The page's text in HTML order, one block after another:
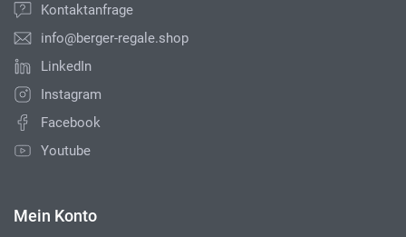
Kontaktanfrage
info@berger-regale.shop
LinkedIn
Instagram
Facebook
Youtube
Mein Konto